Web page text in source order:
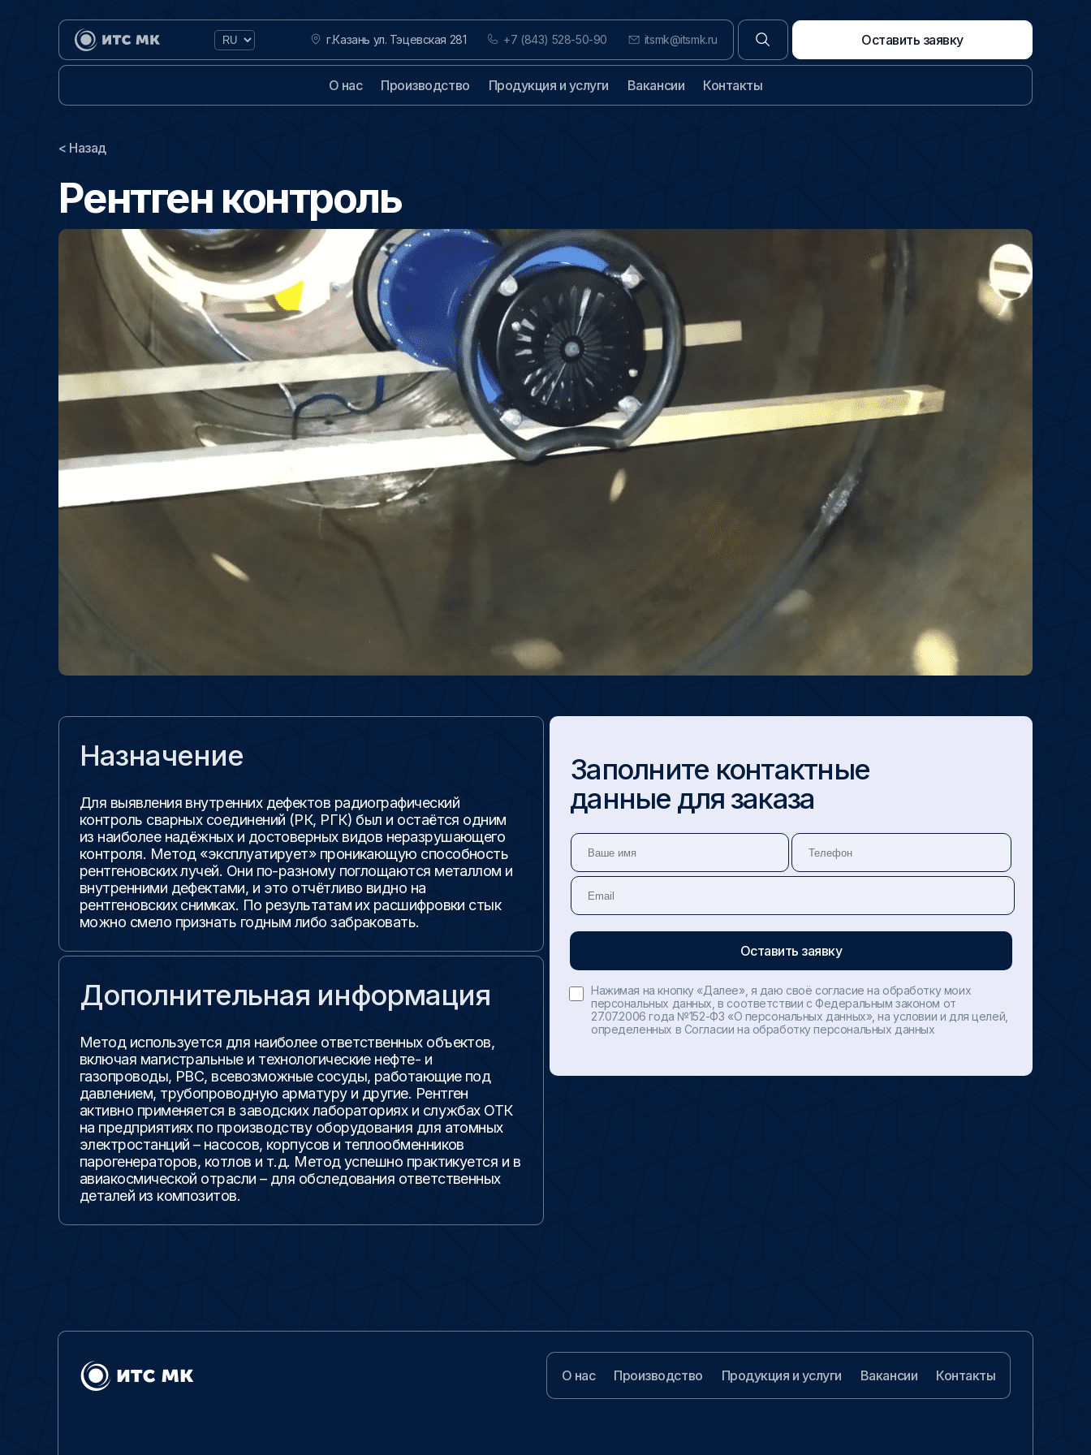
г.Казань ул. Тэцевская 281 +7 (843) 528-50-90 itsmk@itsmk.ru Оставить заявку
О нас Производство Продукция и услуги Вакансии Контакты
< Назад
Рентген контроль
Назначение
Для выявления внутренних дефектов радиографический
контроль сварных соединений (РК, РГК) был и остаётся одним
из наиболее надёжных и достоверных видов неразрушающего
контроля. Метод «эксплуатирует» проникающую способность
рентгеновских лучей. Они по-разному поглощаются металлом и
внутренними дефектами, и это отчётливо видно на
рентгеновских снимках. По результатам их расшифровки стык
можно смело признать годным либо забраковать.
Дополнительная информация
Метод используется для наиболее ответственных объектов,
включая магистральные и технологические нефте- и
газопроводы, РВС, всевозможные сосуды, работающие под
давлением, трубопроводную арматуру и другие. Рентген
активно применяется в заводских лабораториях и службах ОТК
на предприятиях по производству оборудования для атомных
электростанций – насосов, корпусов и теплообменников
парогенераторов, котлов и т.д. Метод успешно практикуется и в
авиакосмической отрасли – для обследования ответственных
деталей из композитов.
Заполните контактные
данные для заказа
Нажимая на кнопку «Далее», я даю своё согласие на обработку моих
персональных данных, в соответствии с Федеральным законом от
27.07.2006 года №152-ФЗ «О персональных данных», на условии и для целей,
определенных в Согласии на обработку персональных данных
О нас Производство Продукция и услуги Вакансии Контакты